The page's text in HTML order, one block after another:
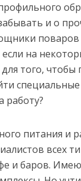
и о
на
того, чтобы
работу?
питания и
всех
и баров.